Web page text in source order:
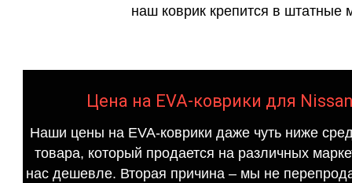
наш коврик крепится в штатные
Цена на EVA-коврики для
Наши цены на EVA-коврики даже чуть ниже
товара, который продается на различных
нас дешевле. Вторая причина – мы не